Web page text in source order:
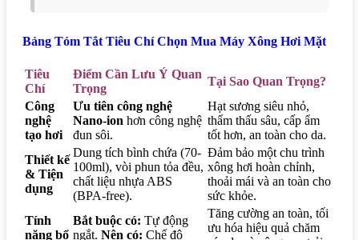
Bảng Tóm Tắt Tiêu Chí Chọn Mua Máy Xông Hơi Mặt
Tiêu
Chí
Điểm Cần Lưu Ý Quan
Trọng
Tại Sao Quan Trọng?
Công
nghệ
tạo hơi
Ưu tiên công nghệ
Nano-ion hơn công nghệ
đun sôi.
Hạt sương siêu nhỏ,
thẩm thấu sâu, cấp ẩm
tốt hơn, an toàn cho da.
Thiết kế
& Tiện
dụng
Dung tích bình chứa (70-
100ml), vòi phun tỏa đều,
chất liệu nhựa ABS
(BPA-free).
Đảm bảo một chu trình
xông hơi hoàn chỉnh,
thoải mái và an toàn cho
sức khỏe.
Tính
năng bổ
Bắt buộc có: Tự động
ngắt. Nên có: Chế độ
Tăng cường an toàn, tối
ưu hóa hiệu quả chăm